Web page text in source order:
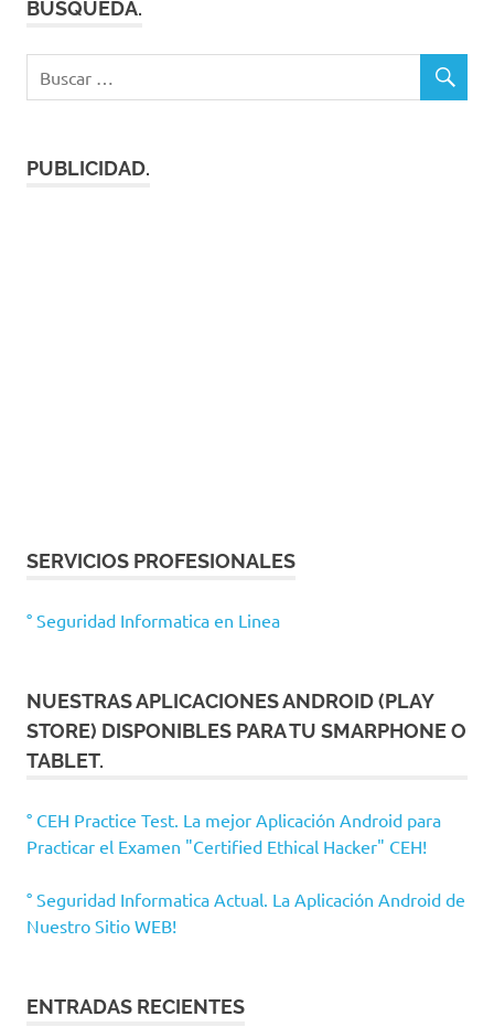
BUSQUEDA.
PUBLICIDAD.
SERVICIOS PROFESIONALES
° Seguridad Informatica en Linea
NUESTRAS APLICACIONES ANDROID (PLAY
STORE) DISPONIBLES PARA TU SMARPHONE O
TABLET.
° CEH Practice Test. La mejor Aplicación Android para
Practicar el Examen "Certified Ethical Hacker" CEH!
° Seguridad Informatica Actual. La Aplicación Android de
Nuestro Sitio WEB!
ENTRADAS RECIENTES